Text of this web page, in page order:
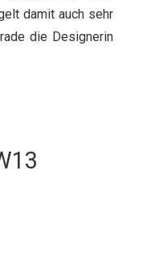
damit auch sehr
die Designerin